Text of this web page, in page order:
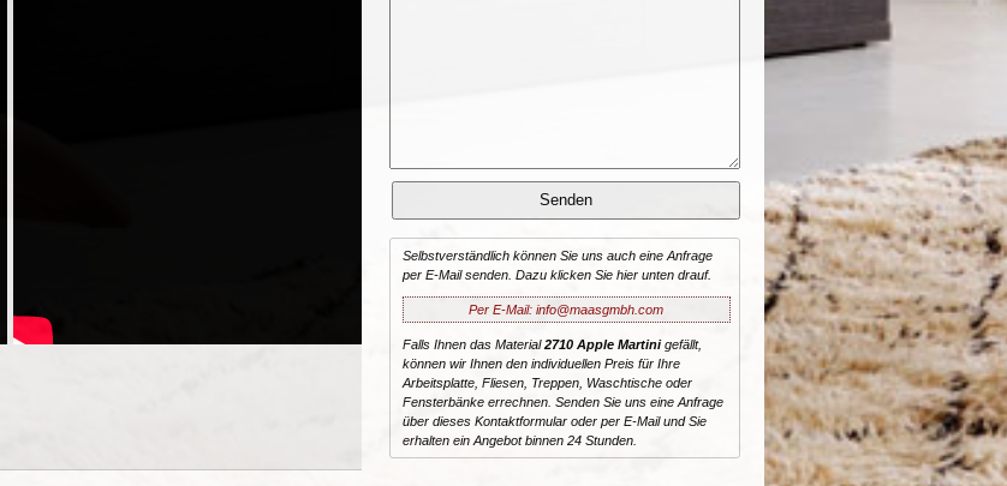
Selbstverständlich können Sie uns auch eine Anfrage
per E-Mail senden. Dazu klicken Sie hier unten drauf.
Per E-Mail: info@maasgmbh.com
Falls Ihnen das Material2710 Apple Martinigefällt,
können wir Ihnen den individuellen Preis für Ihre
Arbeitsplatte, Fliesen, Treppen, Waschtische oder
Fensterbänke errechnen. Senden Sie uns eine Anfrage
über dieses Kontaktformular oder per E-Mail und Sie
erhalten ein Angebot binnen 24 Stunden.